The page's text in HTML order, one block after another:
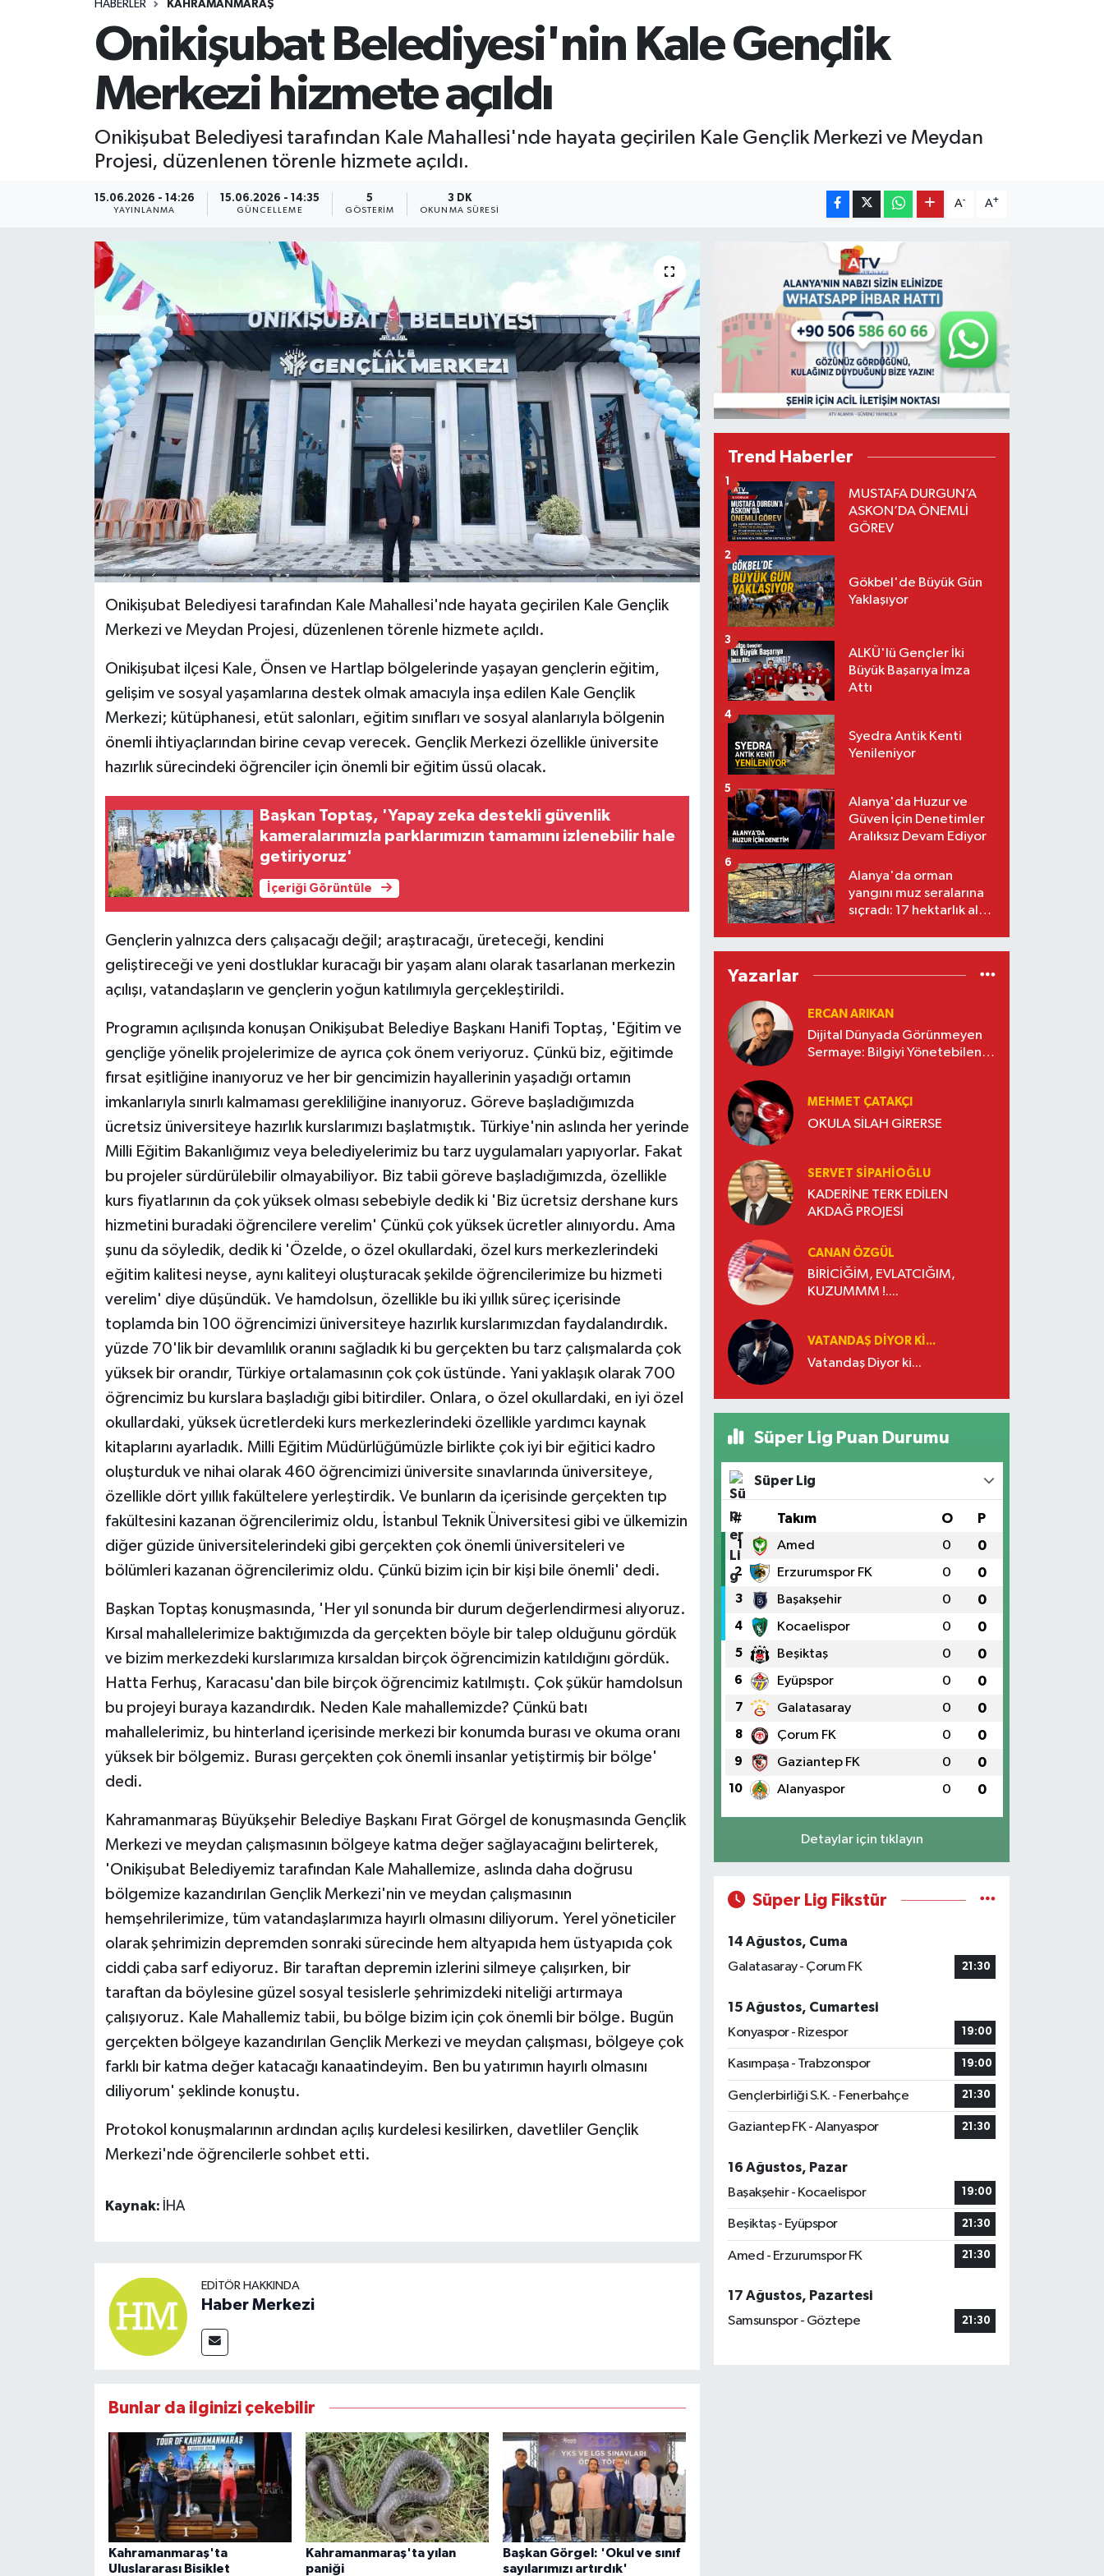
HABERLER KAHRAMANMARAŞ
Onikişubat Belediyesi'nin Kale Gençlik
Merkezi hizmete açıldı
Onikişubat Belediyesi tarafından Kale Mahallesi'nde hayata geçirilen Kale Gençlik Merkezi ve Meydan
Projesi, düzenlenen törenle hizmete açıldı.
15.06.2026 - 14:26
YAYINLANMA
15.06.2026 - 14:35
GÜNCELLEME
5
GÖSTERIM
3 DK
OKUNMA SÜRESI
A- A+
Onikişubat Belediyesi tarafından Kale Mahallesi'nde hayata geçirilen Kale Gençlik
Merkezi ve Meydan Projesi, düzenlenen törenle hizmete açıldı.
Onikişubat ilçesi Kale, Önsen ve Hartlap bölgelerinde yaşayan gençlerin eğitim,
gelişim ve sosyal yaşamlarına destek olmak amacıyla inşa edilen Kale Gençlik
Merkezi; kütüphanesi, etüt salonları, eğitim sınıfları ve sosyal alanlarıyla bölgenin
önemli ihtiyaçlarından birine cevap verecek. Gençlik Merkezi özellikle üniversite
hazırlık sürecindeki öğrenciler için önemli bir eğitim üssü olacak.
Başkan Toptaş, 'Yapay zeka destekli güvenlik
kameralarımızla parklarımızın tamamını izlenebilir hale
getiriyoruz'
İçeriği Görüntüle
Gençlerin yalnızca ders çalışacağı değil; araştıracağı, üreteceği, kendini
geliştireceği ve yeni dostluklar kuracağı bir yaşam alanı olarak tasarlanan merkezin
açılışı, vatandaşların ve gençlerin yoğun katılımıyla gerçekleştirildi.
Programın açılışında konuşan Onikişubat Belediye Başkanı Hanifi Toptaş, 'Eğitim ve
gençliğe yönelik projelerimize de ayrıca çok önem veriyoruz. Çünkü biz, eğitimde
fırsat eşitliğine inanıyoruz ve her bir gencimizin hayallerinin yaşadığı ortamın
imkanlarıyla sınırlı kalmaması gerekliliğine inanıyoruz. Göreve başladığımızda
ücretsiz üniversiteye hazırlık kurslarımızı başlatmıştık. Türkiye'nin aslında her yerinde
Milli Eğitim Bakanlığımız veya belediyelerimiz bu tarz uygulamaları yapıyorlar. Fakat
bu projeler sürdürülebilir olmayabiliyor. Biz tabii göreve başladığımızda, özellikle
kurs fiyatlarının da çok yüksek olması sebebiyle dedik ki 'Biz ücretsiz dershane kurs
hizmetini buradaki öğrencilere verelim' Çünkü çok yüksek ücretler alınıyordu. Ama
şunu da söyledik, dedik ki 'Özelde, o özel okullardaki, özel kurs merkezlerindeki
eğitim kalitesi neyse, aynı kaliteyi oluşturacak şekilde öğrencilerimize bu hizmeti
verelim' diye düşündük. Ve hamdolsun, özellikle bu iki yıllık süreç içerisinde
toplamda bin 100 öğrencimizi üniversiteye hazırlık kurslarımızdan faydalandırdık.
yüzde 70'lik bir devamlılık oranını sağladık ki bu gerçekten bu tarz çalışmalarda çok
yüksek bir orandır, Türkiye ortalamasının çok çok üstünde. Yani yaklaşık olarak 700
öğrencimiz bu kurslara başladığı gibi bitirdiler. Onlara, o özel okullardaki, en iyi özel
okullardaki, yüksek ücretlerdeki kurs merkezlerindeki özellikle yardımcı kaynak
kitaplarını ayarladık. Milli Eğitim Müdürlüğümüzle birlikte çok iyi bir eğitici kadro
oluşturduk ve nihai olarak 460 öğrencimizi üniversite sınavlarında üniversiteye,
özellikle dört yıllık fakültelere yerleştirdik. Ve bunların da içerisinde gerçekten tıp
fakültesini kazanan öğrencilerimiz oldu, İstanbul Teknik Üniversitesi gibi ve ülkemizin
diğer güzide üniversitelerindeki gibi gerçekten çok önemli üniversiteleri ve
bölümleri kazanan öğrencilerimiz oldu. Çünkü bizim için bir kişi bile önemli' dedi.
Başkan Toptaş konuşmasında, 'Her yıl sonunda bir durum değerlendirmesi alıyoruz.
Kırsal mahallelerimize baktığımızda da gerçekten böyle bir talep olduğunu gördük
ve bizim merkezdeki kurslarımıza kırsaldan birçok öğrencimizin katıldığını gördük.
Hatta Ferhuş, Karacasu'dan bile birçok öğrencimiz katılmıştı. Çok şükür hamdolsun
bu projeyi buraya kazandırdık. Neden Kale mahallemizde? Çünkü batı
mahallelerimiz, bu hinterland içerisinde merkezi bir konumda burası ve okuma oranı
yüksek bir bölgemiz. Burası gerçekten çok önemli insanlar yetiştirmiş bir bölge'
dedi.
Kahramanmaraş Büyükşehir Belediye Başkanı Fırat Görgel de konuşmasında Gençlik
Merkezi ve meydan çalışmasının bölgeye katma değer sağlayacağını belirterek,
'Onikişubat Belediyemiz tarafından Kale Mahallemize, aslında daha doğrusu
bölgemize kazandırılan Gençlik Merkezi'nin ve meydan çalışmasının
hemşehrilerimize, tüm vatandaşlarımıza hayırlı olmasını diliyorum. Yerel yöneticiler
olarak şehrimizin depremden sonraki sürecinde hem altyapıda hem üstyapıda çok
ciddi çaba sarf ediyoruz. Bir taraftan depremin izlerini silmeye çalışırken, bir
taraftan da böylesine güzel sosyal tesislerle şehrimizdeki niteliği artırmaya
çalışıyoruz. Kale Mahallemiz tabii, bu bölge bizim için çok önemli bir bölge. Bugün
gerçekten bölgeye kazandırılan Gençlik Merkezi ve meydan çalışması, bölgeye çok
farklı bir katma değer katacağı kanaatindeyim. Ben bu yatırımın hayırlı olmasını
diliyorum' şeklinde konuştu.
Protokol konuşmalarının ardından açılış kurdelesi kesilirken, davetliler Gençlik
Merkezi'nde öğrencilerle sohbet etti.
Kaynak: İHA
EDITÖR HAKKINDA
Haber Merkezi
Bunlar da ilginizi çekebilir
Kahramanmaraş'ta
Uluslararası Bisiklet
Kahramanmaraş'ta yılan
paniği
Başkan Görgel: 'Okul ve sınıf
sayılarımızı artırdık'
Trend Haberler
MUSTAFA DURGUN’A
ASKON’DA ÖNEMLİ
GÖREV
1
Gökbel'de Büyük Gün
Yaklaşıyor
2
ALKÜ'lü Gençler İki
Büyük Başarıya İmza
Attı
3
Syedra Antik Kenti
Yenileniyor
4
Alanya'da Huzur ve
Güven İçin Denetimler
Aralıksız Devam Ediyor
5
Alanya'da orman
yangını muz seralarına
sıçradı: 17 hektarlık alan
6
Yazarlar
ERCAN ARIKAN
Dijital Dünyada Görünmeyen
Sermaye: Bilgiyi Yönetebilen
MEHMET ÇATAKÇI
OKULA SİLAH GİRERSE
SERVET SİPAHİOĞLU
KADERİNE TERK EDİLEN
AKDAĞ PROJESİ
CANAN ÖZGÜL
BİRİCİĞİM, EVLATCIĞIM,
KUZUMMM !....
VATANDAŞ DIYOR KI...
Vatandaş Diyor ki...
Süper Lig Puan Durumu
Süper Lig
# Takım O P
1 Amed 0 0
2 Erzurumspor FK 0 0
3 Başakşehir 0 0
4 Kocaelispor 0 0
5 Beşiktaş 0 0
6 Eyüpspor 0 0
7 Galatasaray 0 0
8 Çorum FK 0 0
9 Gaziantep FK 0 0
10 Alanyaspor 0 0
Detaylar için tıklayın
Süper Lig Fikstür
14 Ağustos, Cuma
Galatasaray - Çorum FK
21:30
15 Ağustos, Cumartesi
Konyaspor - Rizespor
19:00
Kasımpaşa - Trabzonspor 19:00
Gençlerbirliği S.K. - Fenerbahçe 21:30
Gaziantep FK - Alanyaspor 21:30
16 Ağustos, Pazar
Başakşehir - Kocaelispor
19:00
Beşiktaş - Eyüpspor 21:30
Amed - Erzurumspor FK 21:30
17 Ağustos, Pazartesi
Samsunspor - Göztepe
21:30